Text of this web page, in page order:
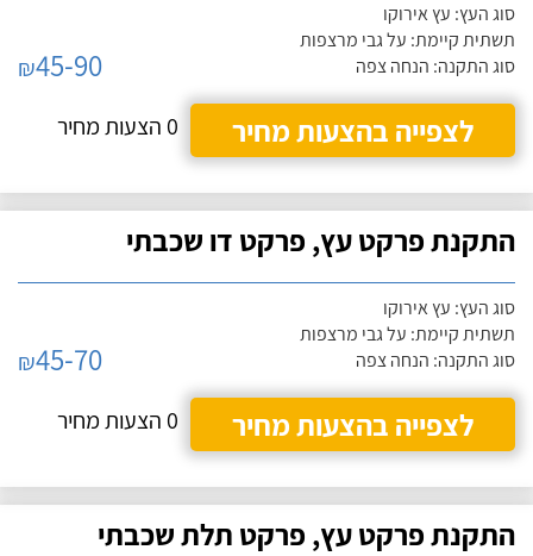
סוג העץ: עץ אירוקו
תשתית קיימת: על גבי מרצפות
סוג התקנה: הנחה צפה
₪45-90
לצפייה בהצעות מחיר
0 הצעות מחיר
התקנת פרקט עץ, פרקט דו שכבתי
סוג העץ: עץ אירוקו
תשתית קיימת: על גבי מרצפות
סוג התקנה: הנחה צפה
₪45-70
לצפייה בהצעות מחיר
0 הצעות מחיר
התקנת פרקט עץ, פרקט תלת שכבתי